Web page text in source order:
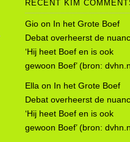
RECENT KIM
Gio on In het Grote Boef
Debat overheerst de
‘Hij heet Boef en is ook
gewoon Boef’ (bron:
Ella on In het Grote Boef
Debat overheerst de
‘Hij heet Boef en is ook
gewoon Boef’ (bron: